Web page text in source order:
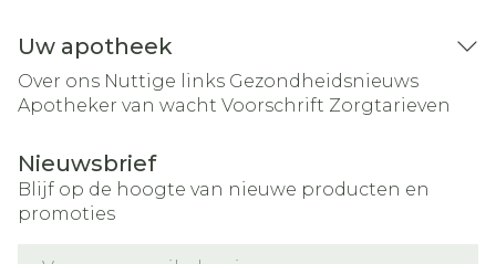
Uw apotheek
Over ons Nuttige links Gezondheidsnieuws
Apotheker van wacht Voorschrift Zorgtarieven
Nieuwsbrief
Blijf op de hoogte van nieuwe producten en
promoties